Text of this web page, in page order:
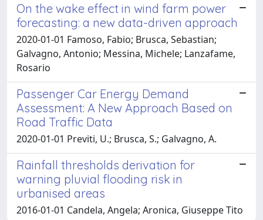
On the wake effect in wind farm power
forecasting: a new data-driven approach
2020-01-01 Famoso, Fabio; Brusca, Sebastian;
Galvagno, Antonio; Messina, Michele; Lanzafame,
Rosario
Passenger Car Energy Demand
Assessment: A New Approach Based on
Road Traffic Data
2020-01-01 Previti, U.; Brusca, S.; Galvagno, A.
Rainfall thresholds derivation for
warning pluvial flooding risk in
urbanised areas
2016-01-01 Candela, Angela; Aronica, Giuseppe Tito